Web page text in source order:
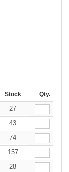
144-287 288 +
Stock Qty.
36.47
27
36.47
43
36.47
74
36.47zł
157
36.47
28